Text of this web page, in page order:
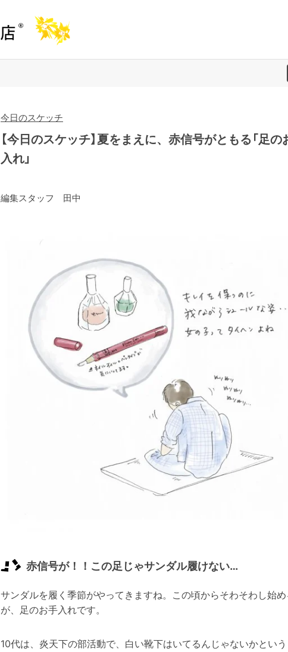
今日のスケッチ
【今日のスケッチ】夏をまえに、赤信号がともる「足の
入れ」
編集スタッフ 田中
赤信号が！！この足じゃサンダル履けない…
サンダルを履く季節がやってきますね。この頃からそわそわし始
が、足のお手入れです。
10代は、炎天下の部活動で、白い靴下はいてるんじゃないかとい